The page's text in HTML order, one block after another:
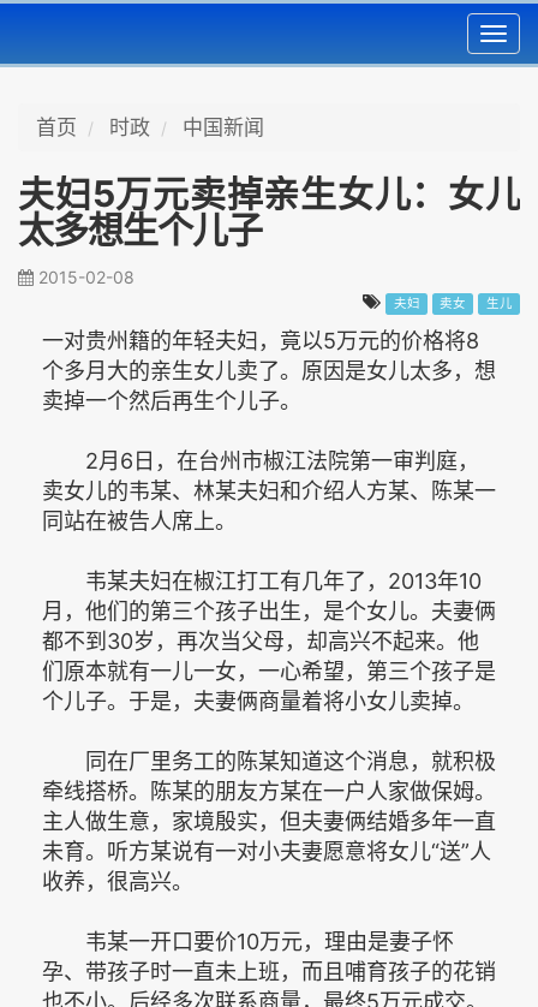
首页 时政 中国新闻
夫妇5万元卖掉亲生女儿：女儿
太多想生个儿子
2015-02-08
夫妇 卖女 生儿
一对贵州籍的年轻夫妇，竟以5万元的价格将8
个多月大的亲生女儿卖了。原因是女儿太多，想
卖掉一个然后再生个儿子。
2月6日，在台州市椒江法院第一审判庭，
卖女儿的韦某、林某夫妇和介绍人方某、陈某一
同站在被告人席上。
韦某夫妇在椒江打工有几年了，2013年10
月，他们的第三个孩子出生，是个女儿。夫妻俩
都不到30岁，再次当父母，却高兴不起来。他
们原本就有一儿一女，一心希望，第三个孩子是
个儿子。于是，夫妻俩商量着将小女儿卖掉。
同在厂里务工的陈某知道这个消息，就积极
牵线搭桥。陈某的朋友方某在一户人家做保姆。
主人做生意，家境殷实，但夫妻俩结婚多年一直
未育。听方某说有一对小夫妻愿意将女儿“送”人
收养，很高兴。
韦某一开口要价10万元，理由是妻子怀
孕、带孩子时一直未上班，而且哺育孩子的花销
也不小。后经多次联系商量，最终5万元成交。